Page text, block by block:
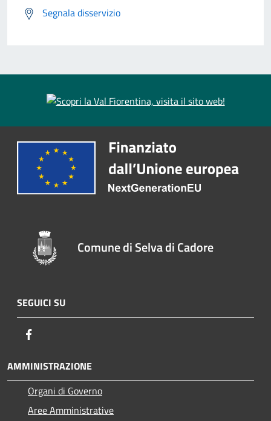
Segnala disservizio
Comune di Selva di Cadore
SEGUICI SU
AMMINISTRAZIONE
Organi di Governo
Aree Amministrative